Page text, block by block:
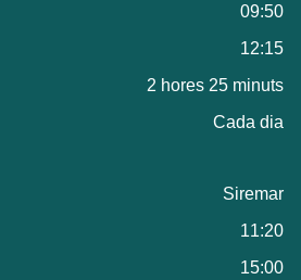
09:50
12:15
2 hores 25 minuts
Cada dia
Siremar
11:20
15:00